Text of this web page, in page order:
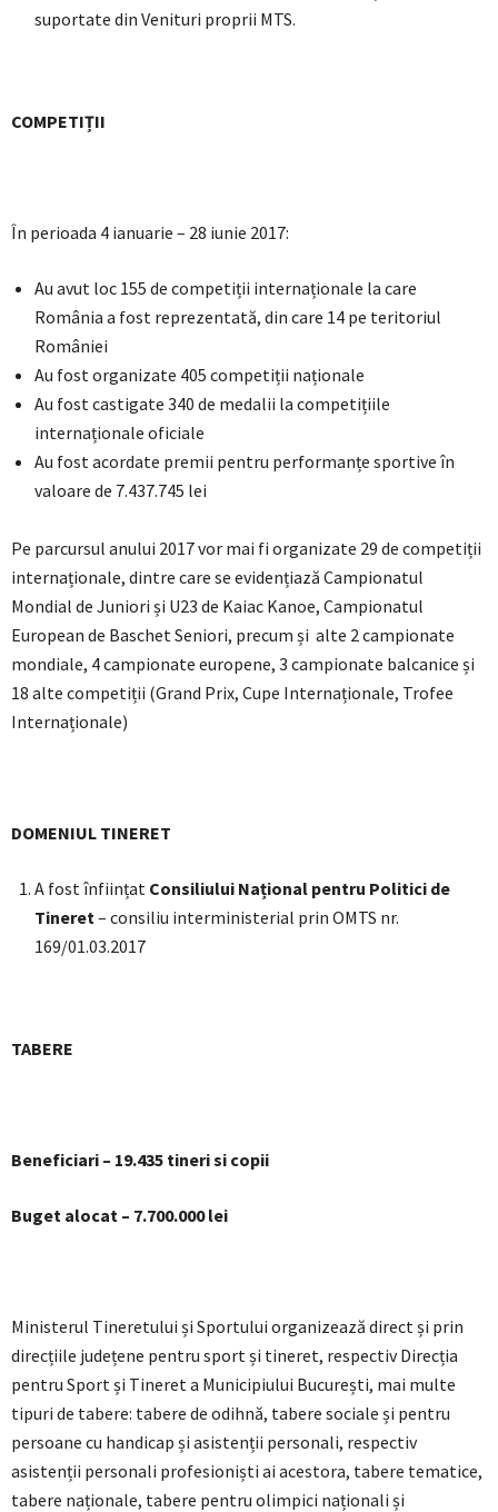
suportate din Venituri proprii MTS.
COMPETIȚII
În perioada 4 ianuarie – 28 iunie 2017:
Au avut loc 155 de competiții internaționale la care
România a fost reprezentată, din care 14 pe teritoriul
României
Au fost organizate 405 competiții naționale
Au fost castigate 340 de medalii la competițiile
internaționale oficiale
Au fost acordate premii pentru performanțe sportive în
valoare de 7.437.745 lei
Pe parcursul anului 2017 vor mai fi organizate 29 de competiții
internaționale, dintre care se evidențiază Campionatul
Mondial de Juniori și U23 de Kaiac Kanoe, Campionatul
European de Baschet Seniori, precum și alte 2 campionate
mondiale, 4 campionate europene, 3 campionate balcanice și
18 alte competiții (Grand Prix, Cupe Internaționale, Trofee
Internaționale)
DOMENIUL TINERET
A fost înființat Consiliului Național pentru Politici de
Tineret– consiliu interministerial prin OMTS nr.
169/01.03.2017
TABERE
Beneficiari – 19.435 tineri si copii
Buget alocat – 7.700.000 lei
Ministerul Tineretului și Sportului organizează direct și prin
direcțiile județene pentru sport și tineret, respectiv Direcția
pentru Sport și Tineret a Municipiului București, mai multe
tipuri de tabere: tabere de odihnă, tabere sociale și pentru
persoane cu handicap și asistenții personali, respectiv
asistenții personali profesioniști ai acestora, tabere tematice,
tabere naționale, tabere pentru olimpici naționali și